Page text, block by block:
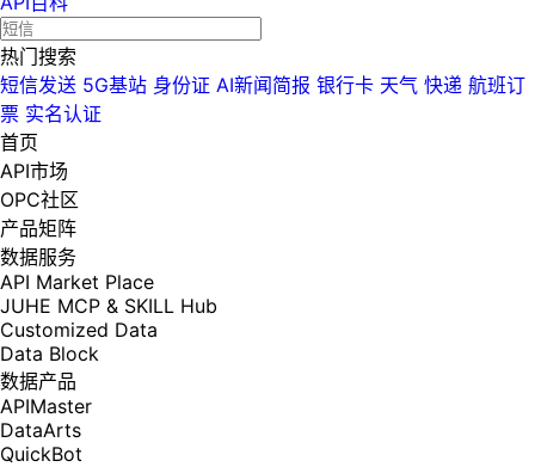
热门搜索
短信发送 5G基站 身份证 AI新闻简报 银行卡 天气 快递 航班订
票 实名认证
首页
API市场
OPC社区
产品矩阵
数据服务
API Market Place
JUHE MCP & SKILL Hub
Customized Data
Data Block
数据产品
APIMaster
DataArts
QuickBot